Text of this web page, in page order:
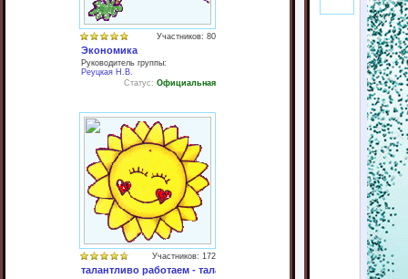
Участников: 80
Экономика
Руководитель группы:
Реуцкая Н.В.
Статус: Официальная
Участников: 172
талантливо работаем - талантливо отдыхаем